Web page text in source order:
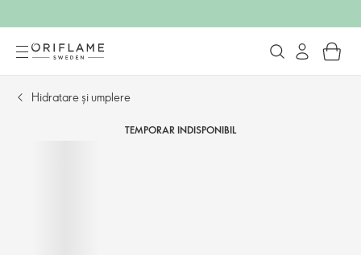
Hidratare și umplere
TEMPORAR INDISPONIBIL